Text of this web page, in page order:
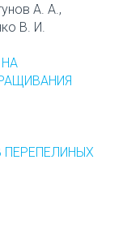
А. А.,
В. И.
ПЕРЕПЕЛИНЫХ